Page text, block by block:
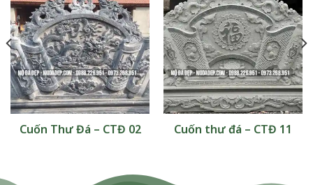
Cuốn Thư Đá – CTĐ 02 Cuốn thư đá – CTĐ 11